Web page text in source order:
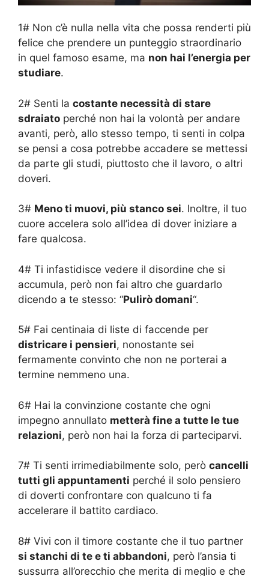
1# Non c’è nulla nella vita che possa renderti più
felice che prendere un punteggio straordinario
in quel famoso esame, ma non hai l’energia per
studiare.
2# Senti la costante necessità di stare
sdraiato perché non hai la volontà per andare
avanti, però, allo stesso tempo, ti senti in colpa
se pensi a cosa potrebbe accadere se mettessi
da parte gli studi, piuttosto che il lavoro, o altri
doveri.
3# Meno ti muovi, più stanco sei. Inoltre, il tuo
cuore accelera solo all’idea di dover iniziare a
fare qualcosa.
4# Ti infastidisce vedere il disordine che si
accumula, però non fai altro che guardarlo
dicendo a te stesso: “Pulirò domani“.
5# Fai centinaia di liste di faccende per
districare i pensieri, nonostante sei
fermamente convinto che non ne porterai a
termine nemmeno una.
6# Hai la convinzione costante che ogni
impegno annullato metterà fine a tutte le tue
relazioni, però non hai la forza di parteciparvi.
7# Ti senti irrimediabilmente solo, però cancelli
tutti gli appuntamenti perché il solo pensiero
di doverti confrontare con qualcuno ti fa
accelerare il battito cardiaco.
8# Vivi con il timore costante che il tuo partner
si stanchi di te e ti abbandoni, però l’ansia ti
sussurra all’orecchio che merita di meglio e che